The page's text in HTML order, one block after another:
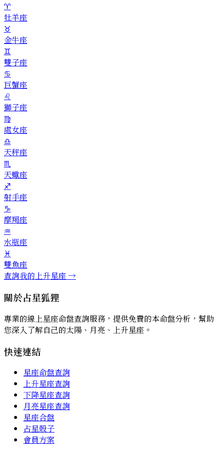
♈
牡羊座
♉
金牛座
♊
雙子座
♋
巨蟹座
♌
獅子座
♍
處女座
♎
天秤座
♏
天蠍座
♐
射手座
♑
摩羯座
♒
水瓶座
♓
雙魚座
查詢我的上升星座 →
關於占星狐狸
專業的線上星座命盤查詢服務，提供免費的本命盤分析，幫助
您深入了解自己的太陽、月亮、上升星座。
快速連結
星座命盤查詢
上升星座查詢
下降星座查詢
月亮星座查詢
星座合盤
占星骰子
會員方案